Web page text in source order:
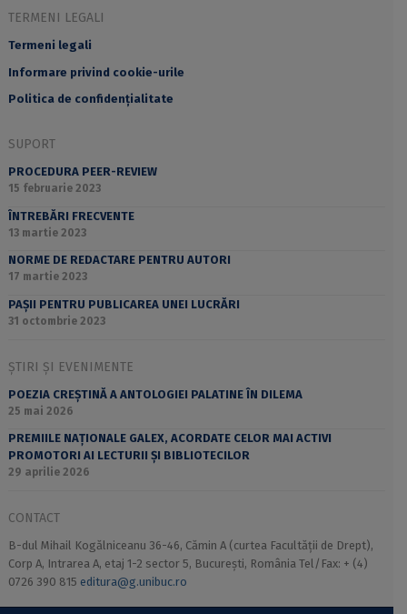
TERMENI LEGALI
Termeni legali
Informare privind cookie-urile
Politica de confidențialitate
SUPORT
PROCEDURA PEER-REVIEW
15 februarie 2023
ÎNTREBĂRI FRECVENTE
13 martie 2023
NORME DE REDACTARE PENTRU AUTORI
17 martie 2023
PAȘII PENTRU PUBLICAREA UNEI LUCRĂRI
31 octombrie 2023
ȘTIRI ȘI EVENIMENTE
POEZIA CREȘTINĂ A ANTOLOGIEI PALATINE ÎN DILEMA
25 mai 2026
PREMIILE NAȚIONALE GALEX, ACORDATE CELOR MAI ACTIVI
PROMOTORI AI LECTURII ȘI BIBLIOTECILOR
29 aprilie 2026
CONTACT
B-dul Mihail Kogălniceanu 36-46, Cămin A (curtea Facultății de Drept),
Corp A, Intrarea A, etaj 1-2 sector 5, București, România Tel/Fax: + (4)
0726 390 815 editura@g.unibuc.ro